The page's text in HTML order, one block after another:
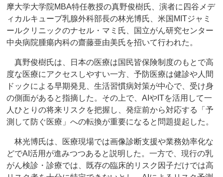
摩大学大学院MBA特任教授の真野俊樹氏、演者に四谷メデ
ィカルキューブ乳腺外科部長の林光博氏、米国MITジャミ
ールクリニックのナセル・マミ氏、国立がん研究センター
中央病院腫瘍内科の齋藤亜由美氏を招いて行われた。
真野俊樹氏は、日本の医療は国民皆保険制度のもとで高
度な医療にアクセスしやすい一方、予防医療は健診や人間
ドックによる早期発見、生活習慣病対策が中心で、受け身
の側面があると指摘した。その上で、AIやITを活用して一
人ひとりの将来リスクを把握し、発症前から対応する「予
測して防ぐ医療」への転換が重要になると問題提起した。
林光博氏は、医療現場では画像診断支援や業務効率化な
どでAI活用が進みつつあると説明した。一方で、現行の乳
がん検診・診療では、既存の臨床的リスク因子だけでは高